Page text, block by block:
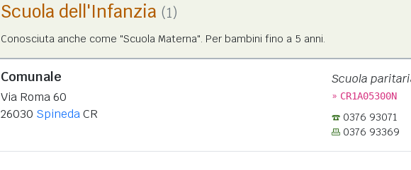
Scuola dell'Infanzia (1)
Conosciuta anche come "Scuola Materna". Per bambini fino a 5 anni.
Comunale
Via Roma 60
26030 SpinedaCR
Scuola
» CR1A05300N
0376 93071
0376 93369